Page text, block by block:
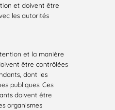
et doivent être
les autorités
et la manière
être contrôlées
dont les
publiques. Ces
doivent être
organismes